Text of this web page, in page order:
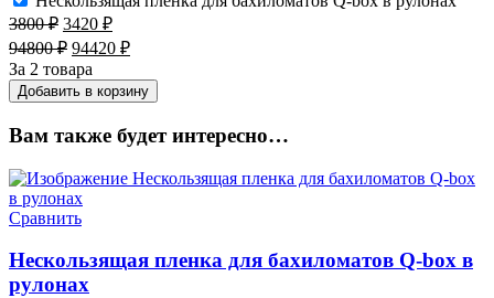
3800₽ 3420 ₽
94800₽ 94420 ₽
За 2 товара
Добавить в корзину
Вам также будет интересно…
Сравнить
Нескользящая пленка для бахиломатов Q-box в
рулонах